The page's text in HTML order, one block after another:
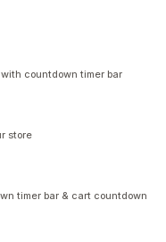
countdown timer bar
store
timer bar & cart countdown